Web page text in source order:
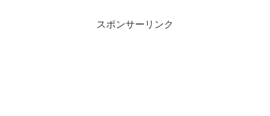
スポンサーリンク